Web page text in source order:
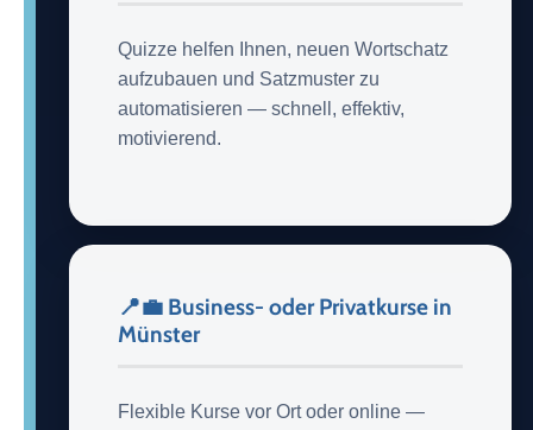
Quizze helfen Ihnen, neuen Wortschatz
aufzubauen und Satzmuster zu
automatisieren — schnell, effektiv,
motivierend.
📍💼 Business- oder Privatkurse in
Münster
Flexible Kurse vor Ort oder online —